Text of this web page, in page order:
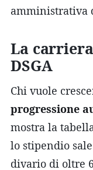
amministrativa
La
DSGA
Chi vuole
progressione
mostra la
lo stipendio
divario di oltre